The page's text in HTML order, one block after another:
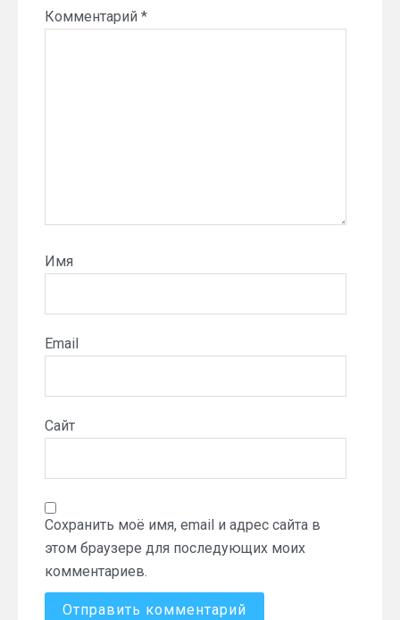
Комментарий *
Имя
Email
Сайт
Сохранить моё имя, email и адрес сайта в
этом браузере для последующих моих
комментариев.